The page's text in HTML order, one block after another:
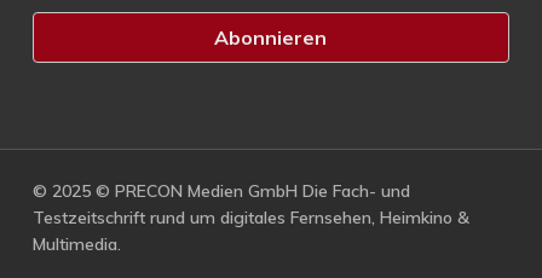
© 2025 © PRECON Medien GmbH Die Fach- und
Testzeitschrift rund um digitales Fernsehen, Heimkino &
Multimedia.